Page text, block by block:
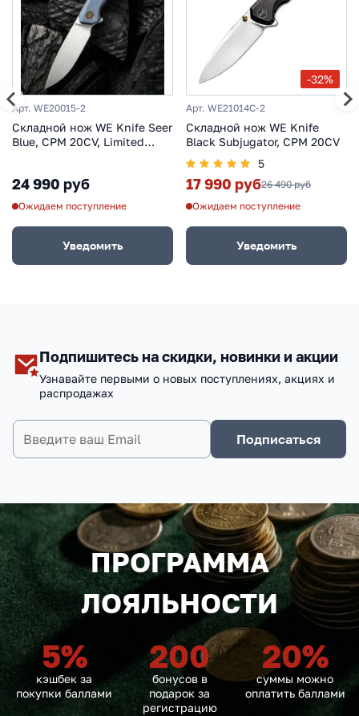
Арт. WE20015-2
Складной нож WE Knife Seer
Blue, CPM 20CV, Limited
24 990 руб
Ожидаем поступление
Уведомить
-32%
Арт. WE21014C-2
Складной нож WE Knife
Black Subjugator, CPM 20CV
5
17 990 руб26 490 руб
Ожидаем поступление
Уведомить
Подпишитесь на скидки, новинки и акции
Узнавайте первыми о новых поступлениях, акциях и
распродажах
Подписаться
ПРОГРАММА
ЛОЯЛЬНОСТИ
5%
кэшбек за
покупки баллами
200
бонусов в
подарок за
регистрацию
20%
суммы можно
оплатить баллами